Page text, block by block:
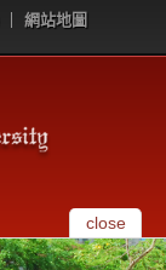
網站地圖
close